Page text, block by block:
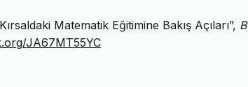
Matematik Eğitimine Bakış Açıları”,
JA67MT55YC